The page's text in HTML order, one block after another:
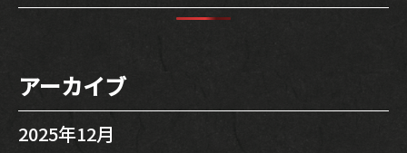
アーカイブ
2025年12月